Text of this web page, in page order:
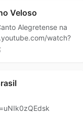
Veloso
Alegretense na
watch?